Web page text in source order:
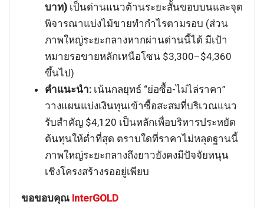
บาท) เป็นด่านแนวต้านระยะสั้นขอบบนและจุด
พิจารณาแบ่งไม้ขายทำกำไรตามรอบ (ส่วน
ภาพใหญ่ระยะกลางหากผ่านด่านนี้ได้ มีเป้า
หมายรอขายหลักเหนือโซน $3,300–$4,360
ขึ้นไป)
คำแนะนำ: เน้นกลยุทธ์ “ย่อซื้อ-ไม่ไล่ราคา”
วางแผนแบ่งเงินทุนเข้าซื้อสะสมที่บริเวณแนว
รับสำคัญ $4,120 เป็นหลักเพื่อบริหารประหยัด
ต้นทุนให้ต่ำที่สุด ตราบใดที่ราคาไม่หลุดฐานนี้
ภาพใหญ่ระยะกลางถึงยาวยังคงมีปัจจัยหนุน
เชิงโครงสร้างรออยู่เพียบ
ขอขอบคุณ InterGOLD